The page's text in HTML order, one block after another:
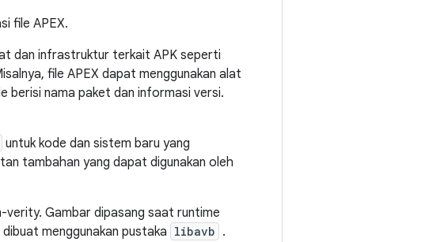
file APEX.
dan infrastruktur terkait APK seperti
file APEX dapat menggunakan alat
berisi nama paket dan informasi versi.
untuk kode dan sistem baru yang
tambahan yang dapat digunakan oleh
Gambar dipasang saat runtime
menggunakan pustaka libavb .